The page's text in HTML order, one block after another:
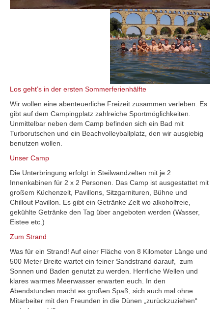
Los geht’s in der ersten Sommerferienhälfte
Wir wollen eine abenteuerliche Freizeit zusammen verle­ben. Es
gibt auf dem Campingplatz zahlreiche Sportmöglichkeiten.
Unmittelbar neben dem Camp befinden sich ein Bad mit
Turborutschen und ein Beachvolleyballplatz, den wir ausgiebig
benutzen wollen.
Unser Camp
Die Unterbringung erfolgt in Steilwandzelten mit je 2
Innenkabinen für 2 x 2 Personen. Das Camp ist ausgestattet mit
großem Küchenzelt, Pavillons, Sitzgarnituren, Bühne und
Chillout Pavillon. Es gibt ein Getränke Zelt wo alkoholfreie,
gekühlte Getränke den Tag über angeboten werden (Wasser,
Eistee etc.)
Zum Strand
Was für ein Strand! Auf einer Fläche von 8 Kilometer Länge und
500 Meter Breite wartet ein feiner Sandstrand darauf, zum
Sonnen und Baden genutzt zu werden. Herrliche Wellen und
klares warmes Meerwasser erwarten euch. In den
Abendstunden macht es großen Spaß, sich auch mal ohne
Mitarbeiter mit den Freunden in die Dünen „zurückzuziehen“